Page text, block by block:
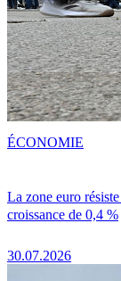
La zone euro
croissance de 0,4 %
30.07.2026
ÉCONOMIE